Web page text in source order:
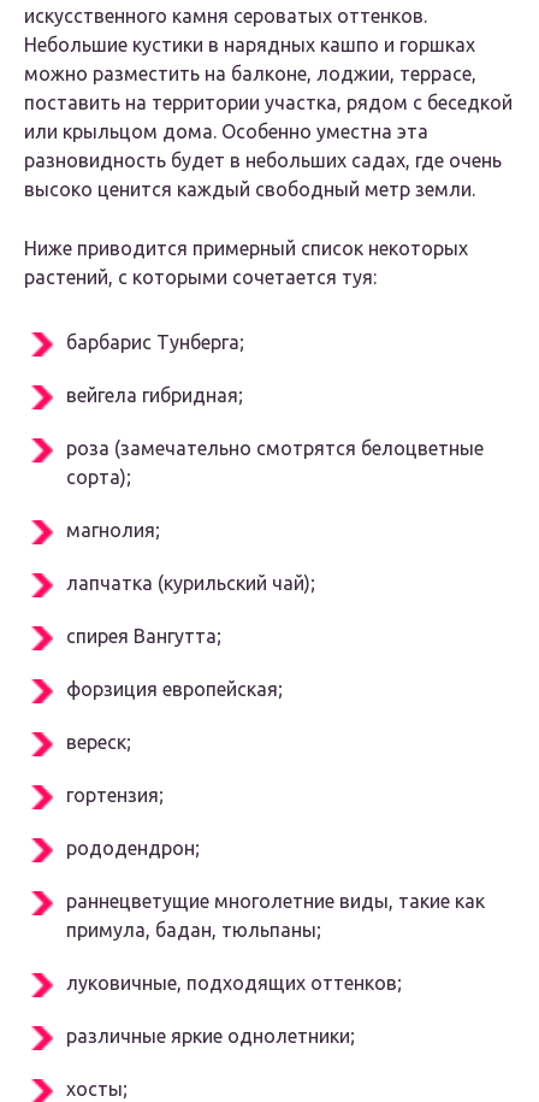
искусственного камня сероватых оттенков.
Небольшие кустики в нарядных кашпо и горшках
можно разместить на балконе, лоджии, террасе,
поставить на территории участка, рядом с беседкой
или крыльцом дома. Особенно уместна эта
разновидность будет в небольших садах, где очень
высоко ценится каждый свободный метр земли.
Ниже приводится примерный список некоторых
растений, с которыми сочетается туя:
барбарис Тунберга;
вейгела гибридная;
роза (замечательно смотрятся белоцветные
сорта);
магнолия;
лапчатка (курильский чай);
спирея Вангутта;
форзиция европейская;
вереск;
гортензия;
рододендрон;
раннецветущие многолетние виды, такие как
примула, бадан, тюльпаны;
луковичные, подходящих оттенков;
различные яркие однолетники;
хосты;